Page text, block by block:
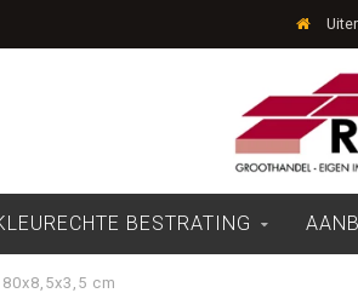
BESTRATING
cm